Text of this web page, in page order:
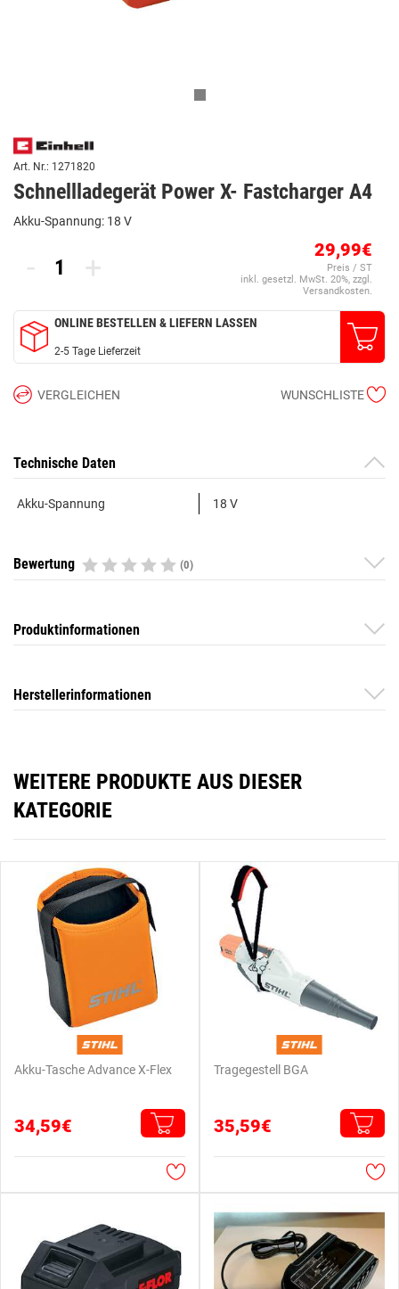
Art. Nr.: 1271820
Schnellladegerät Power X- Fastcharger A4
Akku-Spannung: 18 V
- + 29,99€
Preis / ST
inkl. gesetzl. MwSt. 20%, zzgl.
Versandkosten.
ONLINE BESTELLEN & LIEFERN LASSEN
2-5 Tage Lieferzeit
VERGLEICHEN WUNSCHLISTE
Technische Daten
Akku-Spannung 18 V
Bewertung (0)
Produktinformationen
Herstellerinformationen
WEITERE PRODUKTE AUS DIESER
KATEGORIE
Akku-Tasche Advance X-Flex
34,59€
Tragegestell BGA
35,59€